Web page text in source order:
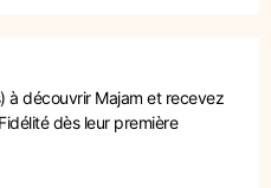
à découvrir Majam et recevez
dès leur première